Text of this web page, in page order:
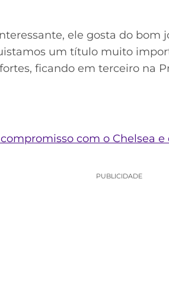
ele gosta do bom
um título muito
ficando em terceiro na
com o Chelsea
PUBLICIDADE